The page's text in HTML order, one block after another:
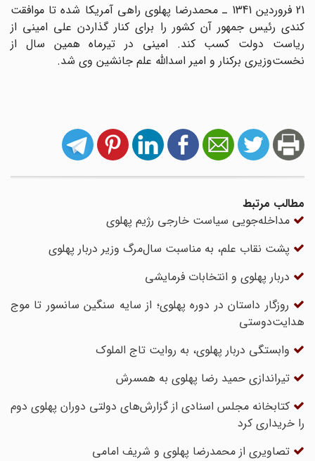
21 فروردین 1341 ـ محمد‌رضا پهلوی راهی آمریکا شده تا موافقت
کندی رئیس جمهور آن کشور را برای کنار گذاردن علی‌ امینی از
ریاست دولت کسب کند. امینی در تیرماه همین سال از
نخست‌وزیری برکنار و امیر اسدالله علم جانشین وی شد.
مطالب مرتبط
مداخله‌جویی سیاست خارجی رژیم پهلوی
پشت نقاب علم، به مناسبت سال‌مرگ وزیر دربار پهلوی
دربار پهلوی و انتخابات فرمایشی
روزگار داستان در دوره پهلوی؛ از سایه سنگین سانسور تا موج
هدایت‌‌دوستی
وابستگی دربار پهلوی، به روایت تاج الملوک
تیراندازی حمید رضا پهلوی به همسرش
کتابخانه مجلس اسنادی از گزارش‌های دولتی دوران پهلوی دوم
را خریداری کرد
تصاویری از محمدرضا پهلوی و شریف امامی